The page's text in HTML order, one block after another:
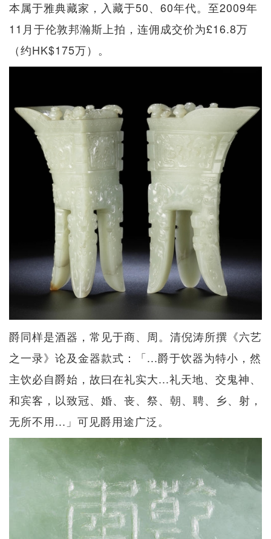
本属于雅典藏家，入藏于50、60年代。至2009年
11月于伦敦邦瀚斯上拍，连佣成交价为£16.8万
（约HK$175万）。
爵同样是酒器，常见于商、周。清倪涛所撰《六艺
之一录》论及金器款式：「...爵于饮器为特小，然
主饮必自爵始，故曰在礼实大...礼天地、交鬼神、
和宾客，以致冠、婚、丧、祭、朝、聘、乡、射，
无所不用...」可见爵用途广泛。